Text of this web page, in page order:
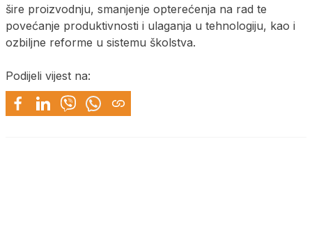
šire proizvodnju, smanjenje opterećenja na rad te
povećanje produktivnosti i ulaganja u tehnologiju, kao i
ozbiljne reforme u sistemu školstva.
Podijeli vijest na: